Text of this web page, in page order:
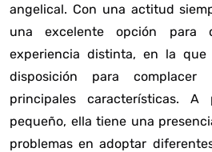
angelical. Con una actitud
una excelente opción para
experiencia distinta, en la
disposición para
principales características.
pequeño, ella tiene una
problemas en adoptar